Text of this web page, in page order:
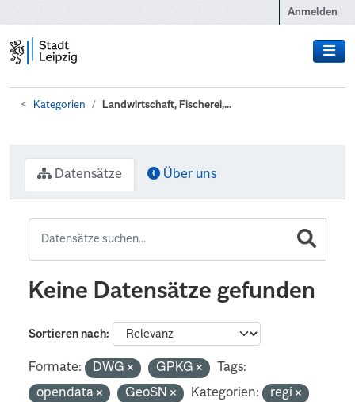
Anmelden
Kategorien Landwirtschaft, Fischerei,...
Datensätze Über uns
Keine Datensätze gefunden
Sortieren nach
Formate: DWG GPKG
Tags:
opendata
GeoSN Kategorien:
regi